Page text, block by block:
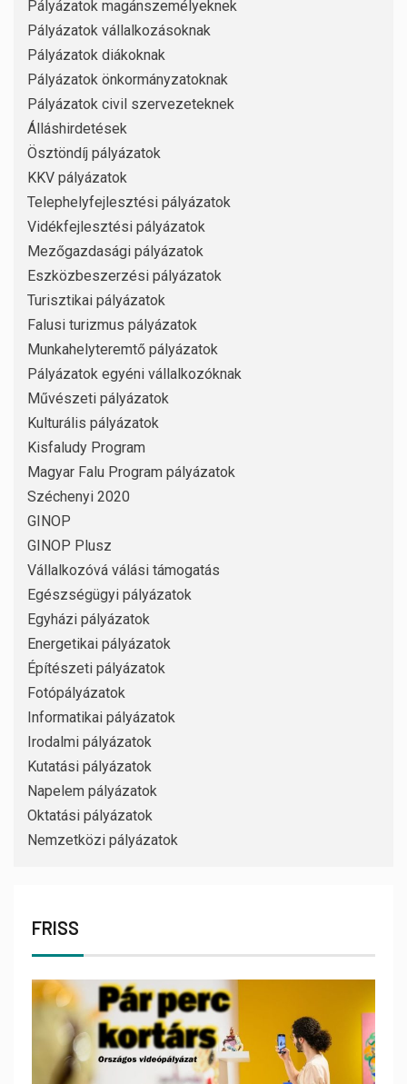
Pályázatok magánszemélyeknek
Pályázatok vállalkozásoknak
Pályázatok diákoknak
Pályázatok önkormányzatoknak
Pályázatok civil szervezeteknek
Álláshirdetések
Ösztöndíj pályázatok
KKV pályázatok
Telephelyfejlesztési pályázatok
Vidékfejlesztési pályázatok
Mezőgazdasági pályázatok
Eszközbeszerzési pályázatok
Turisztikai pályázatok
Falusi turizmus pályázatok
Munkahelyteremtő pályázatok
Pályázatok egyéni vállalkozóknak
Művészeti pályázatok
Kulturális pályázatok
Kisfaludy Program
Magyar Falu Program pályázatok
Széchenyi 2020
GINOP
GINOP Plusz
Vállalkozóvá válási támogatás
Egészségügyi pályázatok
Egyházi pályázatok
Energetikai pályázatok
Építészeti pályázatok
Fotópályázatok
Informatikai pályázatok
Irodalmi pályázatok
Kutatási pályázatok
Napelem pályázatok
Oktatási pályázatok
Nemzetközi pályázatok
FRISS